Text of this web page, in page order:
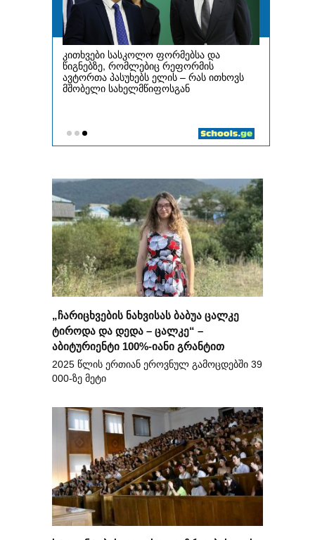
„ჩარიცხვების ნახვისას ბაბუა ცალკე
ტიროდა და დედა – ცალკე“ –
აბიტურიენტი 100%-იანი გრანტით
2025 წლის ერთიან ეროვნულ გამოცდებში 39
000-ზე მეტი